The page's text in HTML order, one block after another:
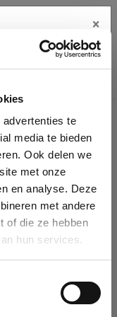
te
media te bieden
Ook delen we
met onze
en analyse. Deze
met andere
of die ze hebben
hun services.
name, VAT or
will auto-complete the
you can create
×